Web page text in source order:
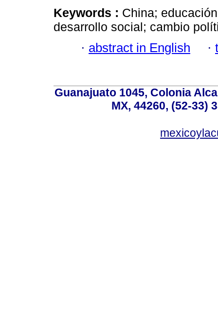
Keywords : China;
desarrollo social; cambio
· abstract in English ·
Guanajuato 1045, Colonia
MX, 44260, (52-33)